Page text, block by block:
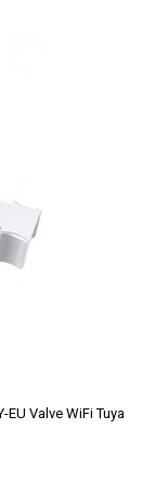
Valve WiFi Tuya